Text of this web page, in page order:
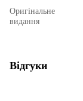
Оригінальне
видання
Відгуки